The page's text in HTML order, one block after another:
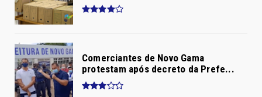
Comerciantes de Novo Gama
protestam após decreto da Prefe...